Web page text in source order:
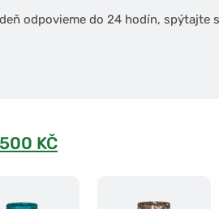
odpovieme do 24 hodín, spýtajte
KČ